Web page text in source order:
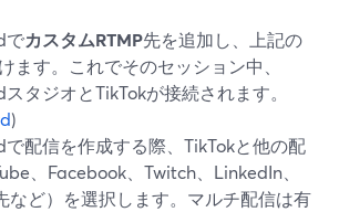
でカスタムRTMP先を追加し、上記の
ます。これでそのセッション中、
タジオとTikTokが接続されます。
)
配信を作成する際、TikTokと他の配
、Facebook、Twitch、LinkedIn、
など）を選択します。マルチ配信は有